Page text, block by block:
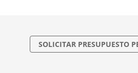
SOLICITAR PRESUPUESTO